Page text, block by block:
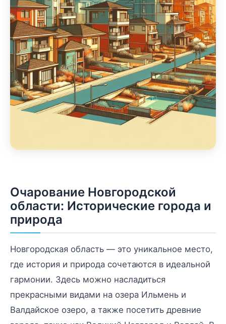
Очарование Новгородской
области: Исторические города и
природа
Новгородская область — это уникальное место,
где история и природа сочетаются в идеальной
гармонии. Здесь можно насладиться
прекрасными видами на озера Ильмень и
Валдайское озеро, а также посетить древние